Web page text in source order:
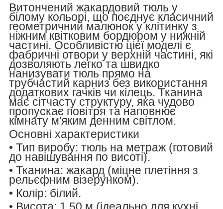
Витончений жакардовий тюль у
білому кольорі, що поєднує класичний
геометричний малюнок у клітинку з
ніжним квітковим бордюром у нижній
частині. Особливістю цієї моделі є
фабричні отвори у верхній частині, які
дозволяють легко та швидко
нанизувати тюль прямо на
трубчастий карниз без використання
додаткових гачків чи кілець. Тканина
має сітчасту структуру, яка чудово
пропускає повітря та наповнює
кімнату м'яким денним світлом.
Основні характеристики
• Тип виробу: тюль на метраж (готовий
до навішування по висоті).
• Тканина: жакард (міцне плетіння з
рельєфним візерунком).
• Колір: білий.
• Висота: 1.50 м (ідеально для кухні